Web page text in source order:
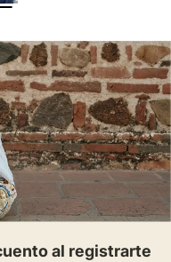
al registrarte